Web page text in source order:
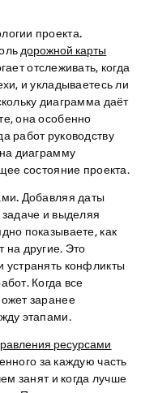
проекта.
дорожной карты
отслеживать, когда
и укладываетесь ли
диаграмма даёт
она особенно
работ руководству
диаграмму
состояние проекта.
Добавляя даты
и выделяя
показываете, как
на другие. Это
устранять конфликты
Когда все
заранее
этапами.
ресурсами
за каждую часть
занят и когда лучше